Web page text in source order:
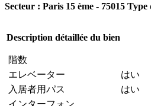
Secteur : Paris 15 ème - 75015 Type
Description détaillée du bien
階数
エレベーター
はい
入居者用パス
はい
インターフォン